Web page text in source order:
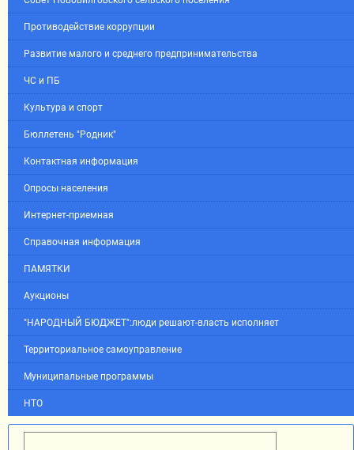
Противодействие коррупции
Развитие малого и среднего предпринимательства
ЧС и ПБ
Культура и спорт
Бюллетень "Родник"
Контактная информация
Опросы населения
Интернет-приемная
Справочная информация
ПАМЯТКИ
Аукционы
"НАРОДНЫЙ БЮДЖЕТ":люди решают-власть исполняет
Территориальное самоуправление
Муниципальные программы
НТО